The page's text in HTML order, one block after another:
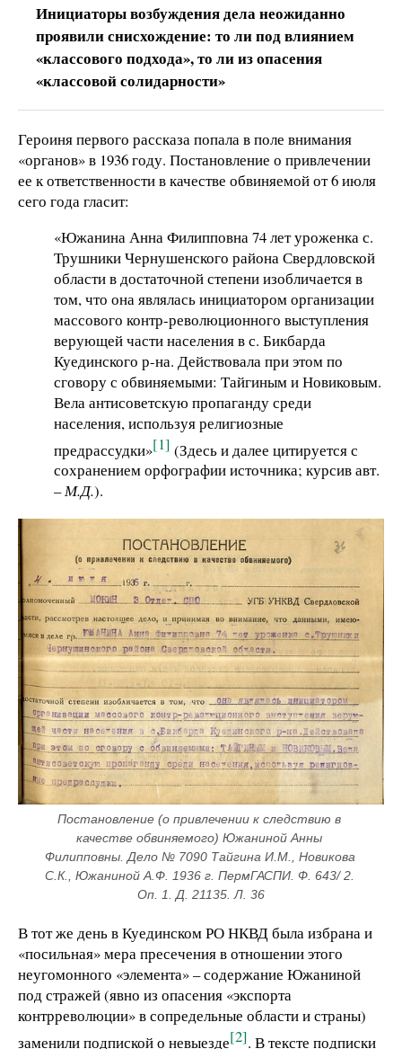
Инициаторы возбуждения дела неожиданно
проявили снисхождение: то ли под влиянием
«классового подхода», то ли из опасения
«классовой солидарности»
Героиня первого рассказа попала в поле внимания
«органов» в 1936 году. Постановление о привлечении
ее к ответственности в качестве обвиняемой от 6 июля
сего года гласит:
«Южанина Анна Филипповна 74 лет уроженка с.
Трушники Чернушенского района Свердловской
области в достаточной степени изобличается в
том, что она являлась инициатором организации
массового контр-революционного выступления
верующей части населения в с. Бикбарда
Куединского р-на. Действовала при этом по
сговору с обвиняемыми: Тайгиным и Новиковым.
Вела антисоветскую пропаганду среди
населения, используя религиозные
предрассудки»[1] (Здесь и далее цитируется с
сохранением орфографии источника; курсив авт.
–М.Д.).
Постановление (о привлечении к следствию в
качестве обвиняемого) Южаниной Анны
Филипповны. Дело № 7090 Тайгина И.М., Новикова
С.К., Южаниной А.Ф. 1936 г. ПермГАСПИ. Ф. 643/ 2.
Оп. 1. Д. 21135. Л. 36
В тот же день в Куединском РО НКВД была избрана и
«посильная» мера пресечения в отношении этого
неугомонного «элемента» – содержание Южаниной
под стражей (явно из опасения «экспорта
контрреволюции» в сопредельные области и страны)
заменили подпиской о невыезде[2]. В тексте подписки